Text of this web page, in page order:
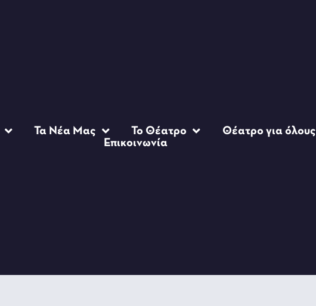
Τα Νέα Μας Το Θέατρο
Θέατρο για όλους
Επικοινωνία